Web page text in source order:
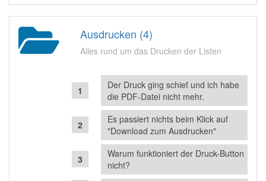
Ausdrucken (4)
Alles rund um das Drucken der Listen
Der Druck ging schief und ich habe
die PDF-Datei nicht mehr.
Es passiert nichts beim Klick auf
"Download zum Ausdrucken"
Warum funktioniert der Druck-Button
nicht?